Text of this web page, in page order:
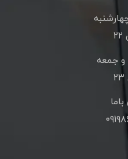
و جمعه